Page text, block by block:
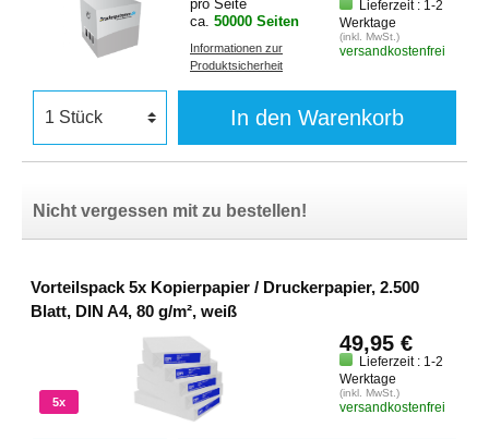
pro Seite
ca. 50000 Seiten
Informationen zur
Produktsicherheit
Lieferzeit : 1-2
Werktage
(inkl. MwSt.)
versandkostenfrei
In den Warenkorb
Nicht vergessen mit zu bestellen!
Vorteilspack 5x Kopierpapier / Druckerpapier, 2.500
Blatt, DIN A4, 80 g/m², weiß
5x
49,95 €
Lieferzeit : 1-2
Werktage
(inkl. MwSt.)
versandkostenfrei